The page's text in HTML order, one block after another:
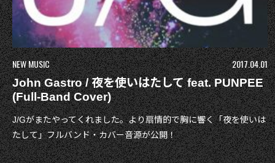
NEW MUSIC
2017.04.01
John Gastro / 夜を使いはたして feat. PUNPEE
(Full-Band Cover)
J/Gがまたやってくれました。より扇情的で胸に響く「夜を使いは
たして」フルバンド・カバー音源が公開！